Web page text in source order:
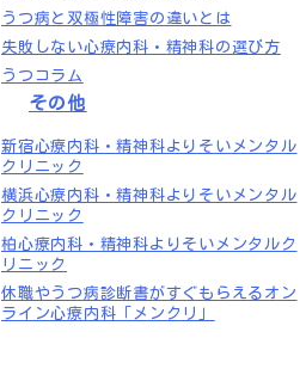
うつ病と双極性障害の違いとは
失敗しない心療内科・精神科の選び方
うつコラム
その他
新宿心療内科・精神科よりそいメンタル
クリニック
横浜心療内科・精神科よりそいメンタル
クリニック
柏心療内科・精神科よりそいメンタルク
リニック
休職やうつ病診断書がすぐもらえるオン
ライン心療内科「メンクリ」